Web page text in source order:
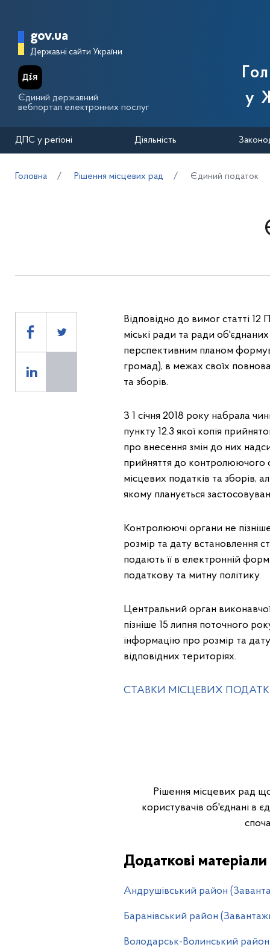
Головна сторінка Державної
gov.ua
Державні сайти України
Єдиний державний
вебпортал електронних послуг
у
ДПС у регіоні Діяльність
Головна Рішення місцевих рад Єдиний податок
Відповідно до вимог статті 12
міські ради та ради
перспективним планом
громад), в межах своїх
та зборів.
З 1 січня 2018 року набрала
пункту 12.3 якої копія
про внесення змін до них
прийняття до контролюючого
місцевих податків та зборів,
якому планується
Контролюючі органи не
розмір та дату встановлення
подають її в електронній
податкову та митну політику.
Центральний орган
пізніше 15 липня поточного
інформацію про розмір та
відповідних територіях.
СТАВКИ МІСЦЕВИХ
Рішення місцевих рад
користувачів об'єднані в
Додаткові матеріали
Андрушівський район
Баранівський район
Володарськ-Волинський